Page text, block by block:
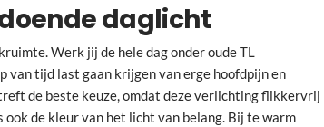
daglicht
Werk jij de hele dag onder oude TL
van tijd last gaan krijgen van erge hoofdpijn en
de beste keuze, omdat deze verlichting flikkervrij
de kleur van het licht van belang. Bij te warm